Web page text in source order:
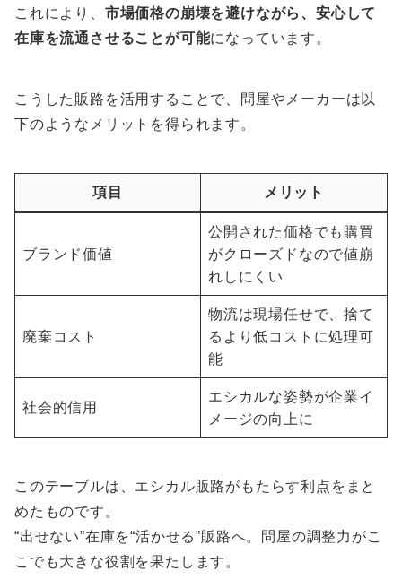
これにより、 市場価格の崩壊を避けながら、安心して
在庫を流通させることが可能になっています。
こうした販路を活用することで、問屋やメーカーは以
下のようなメリットを得られます。
項目 メリット
ブランド価値
公開された価格でも購買
がクローズドなので値崩
れしにくい
廃棄コスト
物流は現場任せで、捨て
るより低コストに処理可
能
社会的信用
エシカルな姿勢が企業イ
メージの向上に
このテーブルは、エシカル販路がもたらす利点をまと
めたものです。
“出せない”在庫を“活かせる”販路へ。問屋の調整力がこ
こでも大きな役割を果たします。